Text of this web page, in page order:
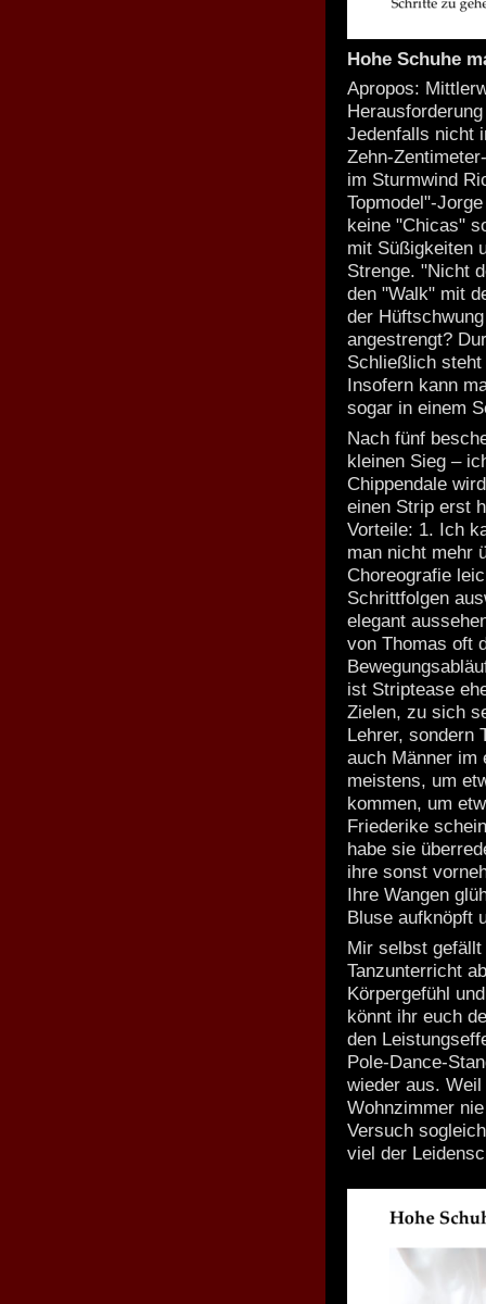
Hohe Schuhe
Apropos:
Jedenfalls nicht
Zehn-
im Sturmwind
Topmodel"-
keine "Chicas"
mit Süßigkeiten
Strenge. "Nicht
den "Walk" mit
der
angestrengt?
Schließlich
Insofern kann
sogar in einem
Nach fünf
kleinen Sieg –
Chippendale
einen Strip erst
Vorteile: 1. Ich
man nicht mehr
Choreografie
Schrittfolgen
elegant
von Thomas oft
ist Striptease
Zielen, zu sich
Lehrer, sondern
auch Männer im
meistens, um
kommen, um
Friederike
habe sie
ihre sonst
Ihre Wangen
Bluse aufknöpft
Mir selbst
Tanzunterricht
Körpergefühl
könnt ihr euch
den
Pole-Dance-
wieder aus.
Wohnzimmer
Versuch
viel der